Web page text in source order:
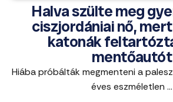
Halva szülte meg
ciszjordániai nő,
katonák
mentőautót
Hiába próbálták megmenteni a
éves eszméletlen ...